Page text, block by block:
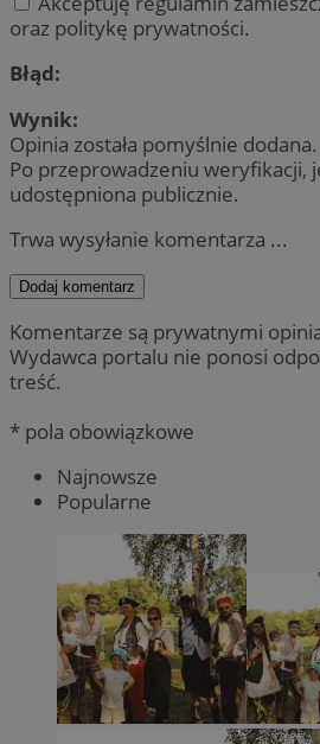
oraz politykę prywatności.
Błąd:
Wynik:
Opinia została pomyślnie dodana.
Po przeprowadzeniu weryfikacji,
udostępniona publicznie.
Trwa wysyłanie komentarza ...
Dodaj komentarz
Komentarze są prywatnymi
Wydawca portalu nie ponosi
treść.
* pola obowiązkowe
Najnowsze
Popularne